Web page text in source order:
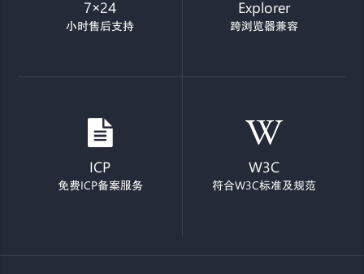
7×24
小时售后支持
Explorer
跨浏览器兼容
ICP
免费ICP备案服务
W3C
符合W3C标准及规范